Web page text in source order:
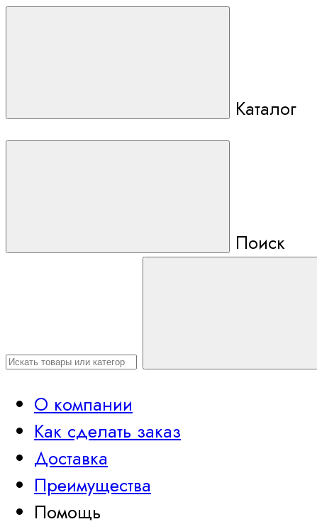
Каталог
Поиск
О компании
Как сделать заказ
Доставка
Преимущества
Помощь